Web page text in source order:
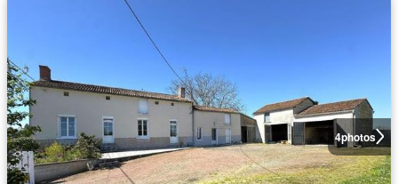
4photos